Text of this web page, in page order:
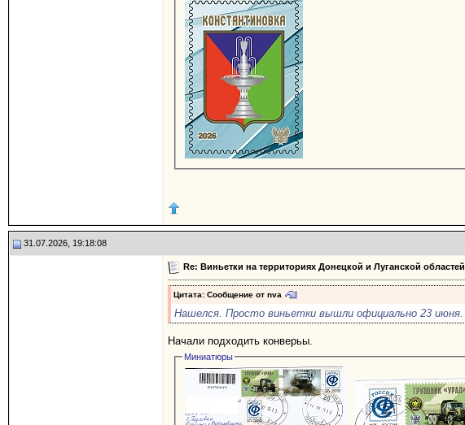
31.07.2026, 19:18:08
Re: Виньетки на территориях Донецкой и Луганской областей
Цитата: Сообщение от nva
Нашелся. Просто виньетки вышли официально 23 июня.
Начали подходить конверьы.
Миниатюры